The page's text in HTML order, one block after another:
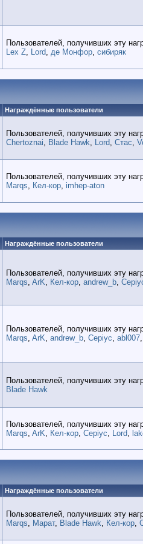
Пользователей, получивших эту
Lex Z, Lord, де Монфор, сибиряк
Награждённые пользователи
Пользователей, получивших эту
Chertoznai, Blade Hawk, Lord, Стас,
Пользователей, получивших эту
Marqs, Кел-кор, imhep-aton
Награждённые пользователи
Пользователей, получивших эту
Marqs, ArK, Кел-кор, andrew_b,
Пользователей, получивших эту
Marqs, ArK, andrew_b, Cepiyc, abl007,
Пользователей, получивших эту
Blade Hawk
Пользователей, получивших эту
Marqs, ArK, Кел-кор, Cepiyc, Lord,
Награждённые пользователи
Пользователей, получивших эту
Marqs, Марат, Blade Hawk, Кел-кор,